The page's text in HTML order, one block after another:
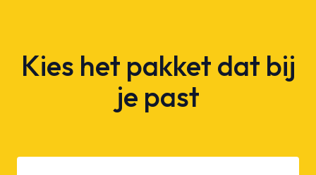
Kies het pakket dat bij
je past